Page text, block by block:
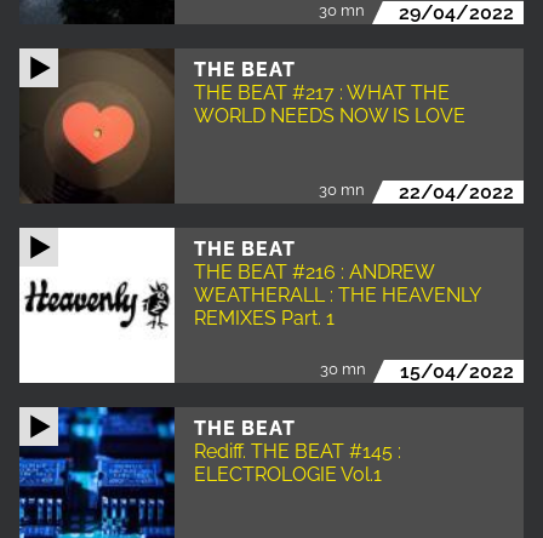
30 mn 29/04/2022
THE BEAT
THE BEAT #217 : WHAT THE
WORLD NEEDS NOW IS LOVE
30 mn 22/04/2022
THE BEAT
THE BEAT #216 : ANDREW
WEATHERALL : THE HEAVENLY
REMIXES Part. 1
30 mn 15/04/2022
THE BEAT
Rediff. THE BEAT #145 :
ELECTROLOGIE Vol.1